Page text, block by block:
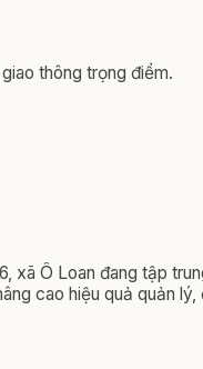
thông trọng điểm.
xã Ô Loan đang tập
cao hiệu quả quản lý,